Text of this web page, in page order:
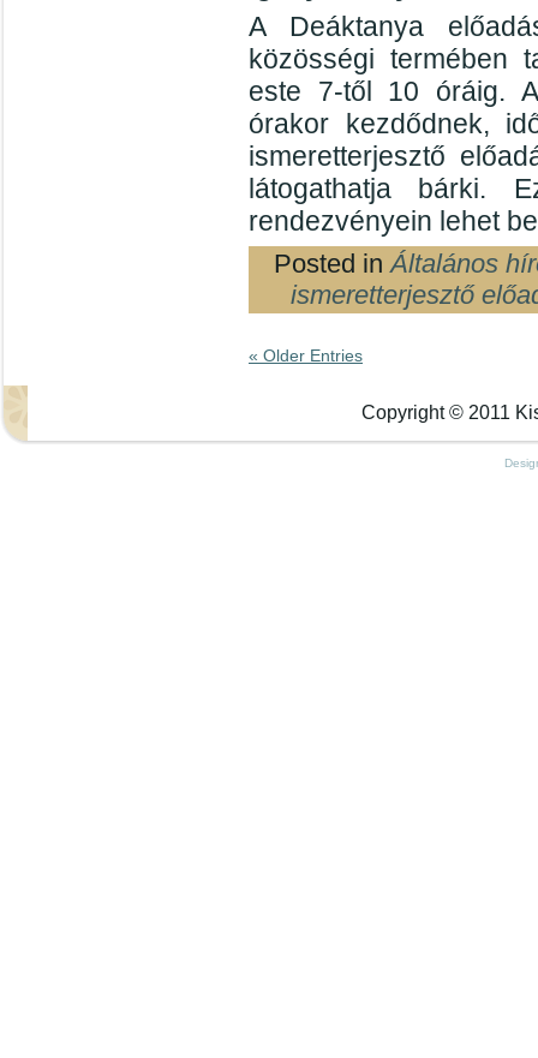
A Deáktanya
közösségi termében
este 7-től 10 óráig.
órakor kezdődnek,
ismeretterjesztő
látogathatja bárki.
rendezvényein lehet
Posted in Általános
ismeretterjesztő
« Older Entries
Copyright © 2011